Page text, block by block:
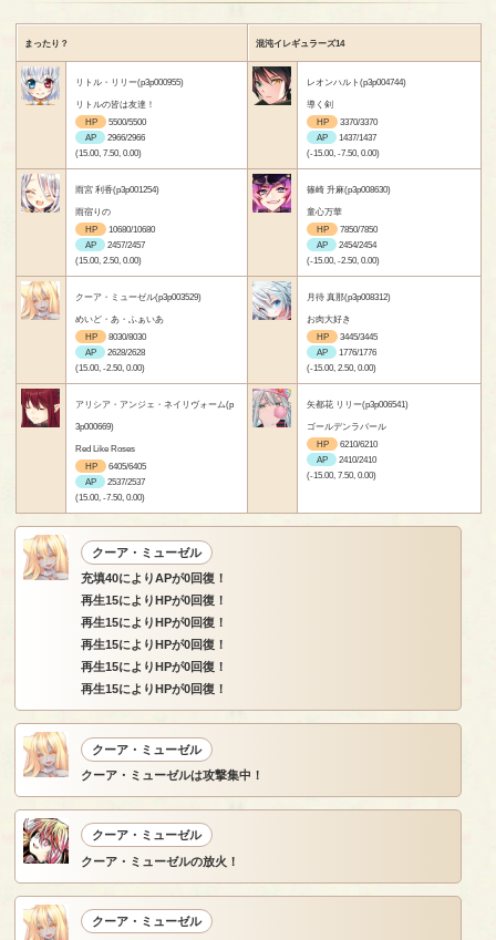
まったり？ 混沌イレギュラーズ14
リトル・リリー(p3p000955)
リトルの皆は友達！
HP
5500/5500
AP
2966/2966
(15.00, 7.50, 0.00)
レオンハルト(p3p004744)
導く剣
HP
3370/3370
AP
1437/1437
(-15.00, -7.50, 0.00)
雨宮 利香(p3p001254)
雨宿りの
HP
10680/10680
AP
2457/2457
(15.00, 2.50, 0.00)
篠崎 升麻(p3p008630)
童心万華
HP
7850/7850
AP
2454/2454
(-15.00, -2.50, 0.00)
クーア・ミューゼル(p3p003529)
めいど・あ・ふぁいあ
HP
8030/8030
AP
2628/2628
(15.00, -2.50, 0.00)
月待 真那(p3p008312)
お肉大好き
HP
3445/3445
AP
1776/1776
(-15.00, 2.50, 0.00)
アリシア・アンジェ・ネイリヴォーム(p
3p000669)
Red Like Roses
HP
6405/6405
AP
2537/2537
(15.00, -7.50, 0.00)
矢都花 リリー(p3p006541)
ゴールデンラバール
HP
6210/6210
AP
2410/2410
(-15.00, 7.50, 0.00)
クーア・ミューゼル
充填40によりAPが0回復！
再生15によりHPが0回復！
再生15によりHPが0回復！
再生15によりHPが0回復！
再生15によりHPが0回復！
再生15によりHPが0回復！
クーア・ミューゼル
クーア・ミューゼルは攻撃集中！
クーア・ミューゼル
クーア・ミューゼルの放火！
クーア・ミューゼル